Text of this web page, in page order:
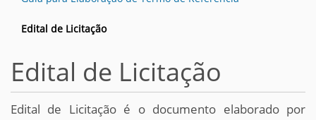
Edital de Licitação
Edital de Licitação
Edital de Licitação é o documento elaborado por